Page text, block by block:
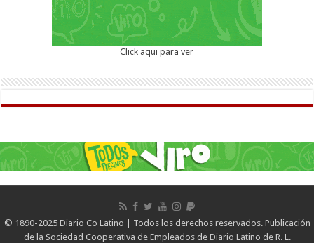
Click aqui para ver
© 1890-2025 Diario Co Latino | Todos los derechos reservados. Publicación
de la Sociedad Cooperativa de Empleados de Diario Latino de R. L.